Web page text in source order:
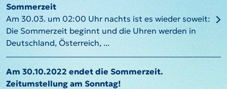
Sommerzeit
Am 30.03. um 02:00 Uhr nachts ist es wieder soweit:
Die Sommerzeit beginnt und die Uhren werden in
Deutschland, Österreich, ...
Am 30.10.2022 endet die Sommerzeit.
Zeitumstellung am Sonntag!